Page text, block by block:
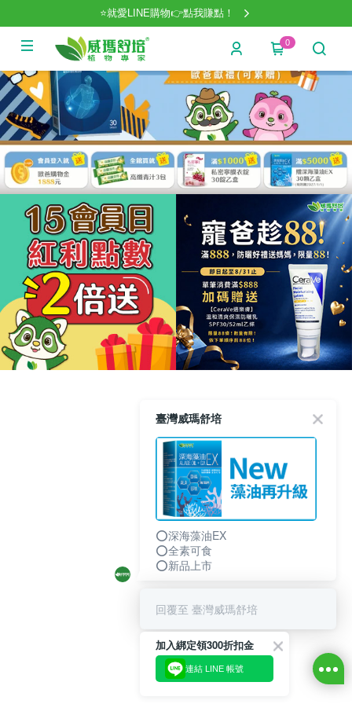
⭐就愛LINE購物👉點我賺點！
0
臺灣威瑪舒培
⭕深海藻油EX
⭕全素可食
⭕新品上市
回覆至 臺灣威瑪舒培
加入綁定領300折扣金
連結 LINE 帳號